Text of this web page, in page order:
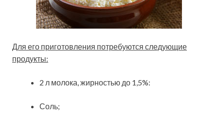
Для его приготовления потребуются следующие
продукты:
2 л молока, жирностью до 1,5%:
Соль;